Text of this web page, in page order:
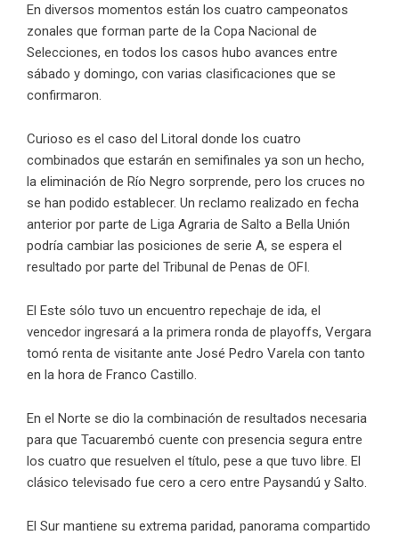
En diversos momentos están los cuatro campeonatos
zonales que forman parte de la Copa Nacional de
Selecciones, en todos los casos hubo avances entre
sábado y domingo, con varias clasificaciones que se
confirmaron.
Curioso es el caso del Litoral donde los cuatro
combinados que estarán en semifinales ya son un hecho,
la eliminación de Río Negro sorprende, pero los cruces no
se han podido establecer. Un reclamo realizado en fecha
anterior por parte de Liga Agraria de Salto a Bella Unión
podría cambiar las posiciones de serie A, se espera el
resultado por parte del Tribunal de Penas de OFI.
El Este sólo tuvo un encuentro repechaje de ida, el
vencedor ingresará a la primera ronda de playoffs, Vergara
tomó renta de visitante ante José Pedro Varela con tanto
en la hora de Franco Castillo.
En el Norte se dio la combinación de resultados necesaria
para que Tacuarembó cuente con presencia segura entre
los cuatro que resuelven el título, pese a que tuvo libre. El
clásico televisado fue cero a cero entre Paysandú y Salto.
El Sur mantiene su extrema paridad, panorama compartido